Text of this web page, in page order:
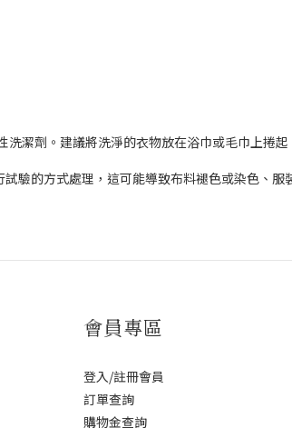
潔劑。建議將洗淨的衣物放在浴巾或毛巾上捲
驗的方式處理，這可能導致布料褪色或染色、服
會員專區
登入/註冊會員
訂單查詢
購物金查詢